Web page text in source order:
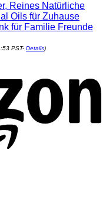
Reines Natürliche
Oils für Zuhause
für Familie Freunde
PST- Details)